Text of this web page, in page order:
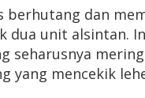
berhutang dan
dua unit alsintan.
seharusnya
yang mencekik